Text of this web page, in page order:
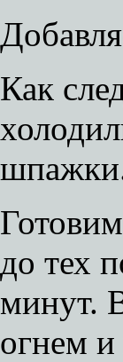
Как
до тех
минут.
огнем и